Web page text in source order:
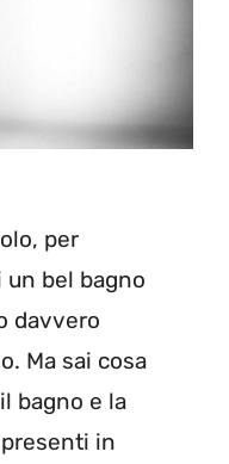
per
un bel bagno
davvero
Ma sai cosa
bagno e la
in